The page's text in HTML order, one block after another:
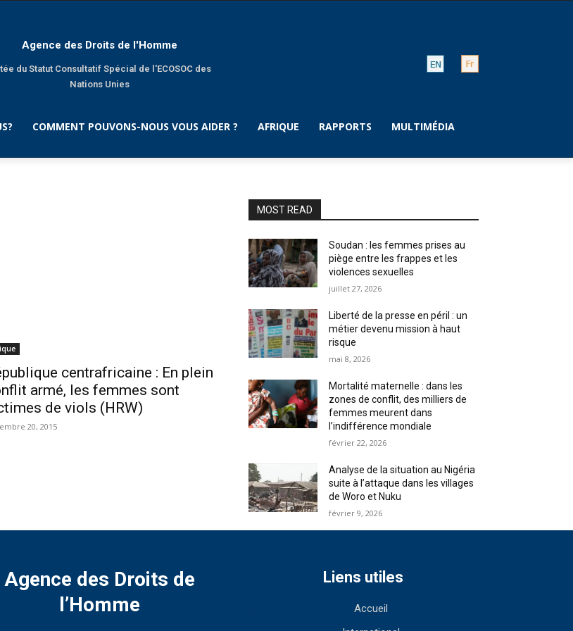
Agence des Droits de l'Homme
du Statut Consultatif Spécial de l'ECOSOC des
Nations Unies
COMMENT POUVONS-NOUS VOUS AIDER ? AFRIQUE RAPPORTS MULTIMÉDIA
centrafricaine : En plein
armé, les femmes sont
de viols (HRW)
20, 2015
MOST READ
Soudan : les femmes prises au
piège entre les frappes et les
violences sexuelles
juillet 27, 2026
Liberté de la presse en péril : un
métier devenu mission à haut
risque
mai 8, 2026
Mortalité maternelle : dans les
zones de conflit, des milliers de
femmes meurent dans
l’indifférence mondiale
février 22, 2026
Analyse de la situation au Nigéria
suite à l’attaque dans les villages
de Woro et Nuku
février 9, 2026
Agence des Droits de
l’Homme
Liens utiles
Accueil